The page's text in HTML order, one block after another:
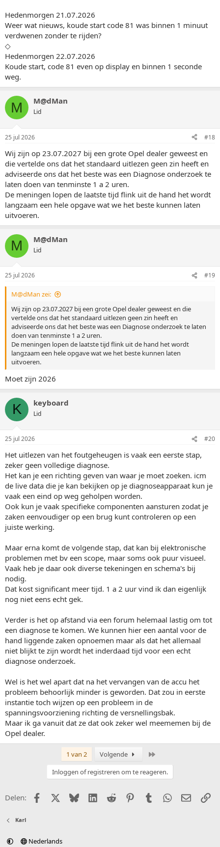
Hedenmorgen 21.07.2026
Weer wat nieuws, koude start code 81 was binnen 1 minuut
verdwenen zonder te rijden?
◇
Hedenmorgen 22.07.2026
Koude start, code 81 even op display en binnen 1 seconde
weg.
M M@dMan
Lid
25 jul 2026 #18
Wij zijn op 23.07.2027 bij een grote Opel dealer geweest en
die vertelde ons dat het standaard uitlezen geen zin heeft en
adviseerde ons dat het beste was een Diagnose onderzoek te
laten doen van tenminste 1 a 2 uren.
De meningen lopen de laatste tijd flink uit de hand het wordt
langzaam een hele opgave wat we het beste kunnen laten
uitvoeren.
M M@dMan
Lid
25 jul 2026 #19
M@dMan zei:
Wij zijn op 23.07.2027 bij een grote Opel dealer geweest en die
vertelde ons dat het standaard uitlezen geen zin heeft en
adviseerde ons dat het beste was een Diagnose onderzoek te laten
doen van tenminste 1 a 2 uren.
De meningen lopen de laatste tijd flink uit de hand het wordt
langzaam een hele opgave wat we het beste kunnen laten
uitvoeren.
Moet zijn 2026
K keyboard
Lid
25 jul 2026 #20
Het uitlezen van het foutgeheugen is vaak een eerste stap,
zeker geen volledige diagnose.
Het kan je een richting geven van waar je moet zoeken. icm
de live data die je kan bekijken op je diagnoseapparaat kun je
vaak een eind op weg geholpen worden.
Ook kun je vaak specifieke componenten aansturen zodat je
zaken eenvoudiger op een brug kunt controleren op een
juiste werking.
Maar erna komt de volgende stap, dat kan bij elektronische
problemen met bv een scope, maar soms ook puur visueel.
Vaak heb je daar ook diverse tekeningen en schema's bij
nodig.
Dat kost significant meer tijd. 1 a 2 uur vind ik dan eigenlijk
nog niet eens echt gek.
Verder is het op afstand via een forum helemaal lastig om tot
een diagnose te komen. We kunnen hier een aantal voor de
hand liggende zaken opnoemen maar als dat het allemaal
niet blijkt te zijn wordt het inderdaad tijd voor een echt
diagnose onderzoek.
Wel is het wel apart dat na het vervangen van de accu het
probleem behoorlijk minder is geworden. Dat zou in eerste
instantie toch wijzen op een probleem in de
spanningsvoorziening richting de versnellingsbak.
Maar ik ga vanuit dat ze dat ook zeker wel meememen bij de
Opel dealer.
1 van 2 Volgende
Inloggen of registreren om te reageren.
Delen: FacebookX (Twitter)
BlueskyLinkedIn
Reddit PinterestTumblr WhatsApp
E-mail
Karl
Nederlands